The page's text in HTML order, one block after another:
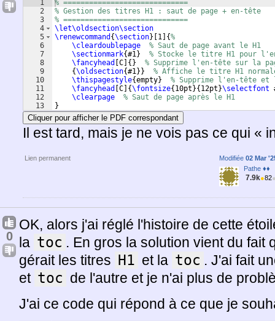
1
2
3
4
5
6
7
8
9
10
11
12
13
% =============================
% Gestion des titres H1 : saut de page + en-tête
% =============================
\let\oldsection\section
\renewcommand {\section} 1 {%
\cleardoublepage
% Saut de page avant le H1
\sectionmark{#1}
% Stocke le titre H1 pour
\fancyhead
C { }
% Supprime l'en-tête sur la
{\oldsection{#1}}
% Affiche le titre H1
\thispagestyle{empty}
% Supprime l'en-tête
\fancyhead
C {\fontsize{ 10pt }{ 12pt }\selectfont
\clearpage
% Saut de page après le H1
}
Cliquer pour afficher le PDF correspondant
Il est tard, mais je ne vois pas ce qui «
Lien permanent Modifiée 02 Mar
Pathe ♦♦
7.9k●82
0
OK, alors j'ai réglé l'histoire de cette
la toc . En gros la solution vient du fait
gérait les titres H1 et la toc . J'ai fait
et toc de l'autre et je n'ai plus de
J'ai ce code qui répond à ce que je